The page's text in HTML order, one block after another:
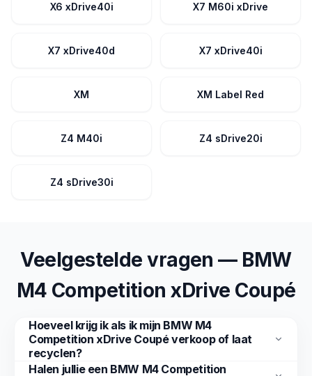
X6 xDrive40i X7 M60i xDrive
X7 xDrive40d X7 xDrive40i
XM XM Label Red
Z4 M40i Z4 sDrive20i
Z4 sDrive30i
Veelgestelde vragen — BMW
M4 Competition xDrive Coupé
Hoeveel krijg ik als ik mijn BMW M4
Competition xDrive Coupé verkoop of laat
recyclen?
Halen jullie een BMW M4 Competition